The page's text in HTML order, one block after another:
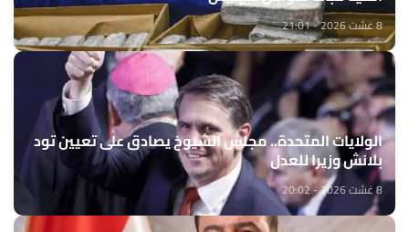
8 غشت 2026 - 21:01
الولايات المتحدة.. مجلس الشيوخ يصادق على تعيين تود
بلانش وزيرا للعدل
8 غشت 2026 - 20:02